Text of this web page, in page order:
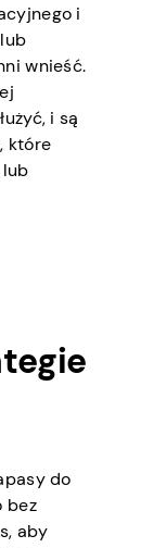
i
wnieść.
i są
które
do
bez
aby